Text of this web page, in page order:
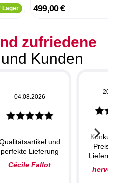
Lager 499,00 €
zufriedene
Kunden
04.08.2026
Qualitätsartikel und
perfekte Lieferung
Cécile Fallot
herve